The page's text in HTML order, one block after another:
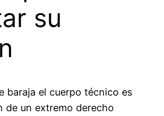
su
baraja el cuerpo técnico es
de un extremo derecho